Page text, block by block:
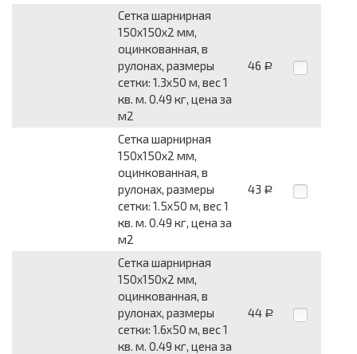
Сетка шарнирная
150x150x2 мм,
оцинкованная, в
рулонах, размеры
сетки: 1.3x50 м, вес 1
кв. м. 0.49 кг, цена за
м2
46 Р
Сетка шарнирная
150x150x2 мм,
оцинкованная, в
рулонах, размеры
сетки: 1.5x50 м, вес 1
кв. м. 0.49 кг, цена за
м2
43 Р
Сетка шарнирная
150x150x2 мм,
оцинкованная, в
рулонах, размеры
сетки: 1.6x50 м, вес 1
кв. м. 0.49 кг, цена за
44 Р